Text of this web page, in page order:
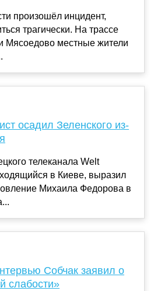
произошёл инцидент,
трагически. На трассе
Мясоедово местные жители
осадил Зеленского из-
телеканала Welt
в Киеве, выразил
Михаила Федорова в
Собчак заявил о
слабости»